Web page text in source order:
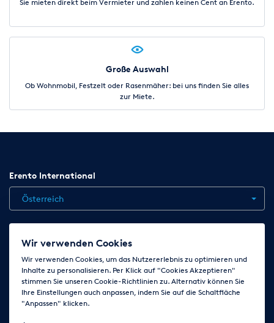
Sie mieten direkt beim Vermieter und zahlen keinen Cent an Erento.
Große Auswahl
Ob Wohnmobil, Festzelt oder Rasenmäher: bei uns finden Sie alles
zur Miete.
Erento International
Österreich
Jobs Kontakt News
AGB
Impressum Cookie-Einstellungen ändern
Folge uns auf
Wir verwenden Cookies
Wir verwenden Cookies, um das Nutzererlebnis zu optimieren und
Inhalte zu personalisieren. Per Klick auf "Cookies Akzeptieren"
stimmen Sie unseren Cookie-Richtlinien zu. Alternativ können Sie
Ihre Einstellungen auch anpassen, indem Sie auf die Schaltfläche
"Anpassen" klicken.